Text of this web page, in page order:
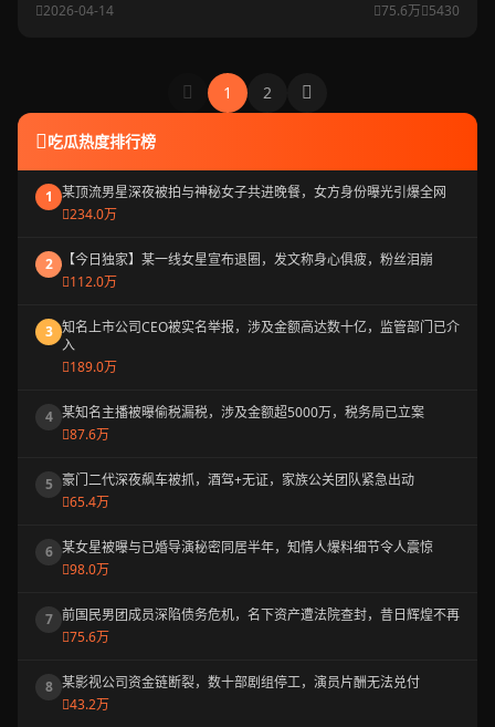
2026-04-14
75.6万 5430
1 2
吃瓜热度排行榜
1 某顶流男星深夜被拍与神秘女子共进晚餐，女方身份曝光引爆全网
234.0万
2
【今日独家】某一线女星宣布退圈，发文称身心俱疲，粉丝泪崩
112.0万
3 知名上市公司CEO被实名举报，涉及金额高达数十亿，监管部门已介
入
189.0万
4 某知名主播被曝偷税漏税，涉及金额超5000万，税务局已立案
87.6万
5 豪门二代深夜飙车被抓，酒驾+无证，家族公关团队紧急出动
65.4万
6 某女星被曝与已婚导演秘密同居半年，知情人爆料细节令人震惊
98.0万
7 前国民男团成员深陷债务危机，名下资产遭法院查封，昔日辉煌不再
75.6万
8 某影视公司资金链断裂，数十部剧组停工，演员片酬无法兑付
43.2万